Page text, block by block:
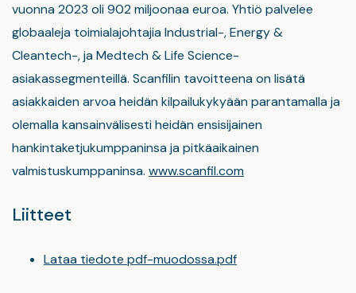
vuonna 2023 oli 902 miljoonaa euroa. Yhtiö palvelee
globaaleja toimialajohtajia Industrial-, Energy &
Cleantech-, ja Medtech & Life Science-
asiakassegmenteillä. Scanfilin tavoitteena on lisätä
asiakkaiden arvoa heidän kilpailukykyään parantamalla ja
olemalla kansainvälisesti heidän ensisijainen
hankintaketjukumppaninsa ja pitkäaikainen
valmistuskumppaninsa. www.scanfil.com
Liitteet
Lataa tiedote pdf-muodossa.pdf